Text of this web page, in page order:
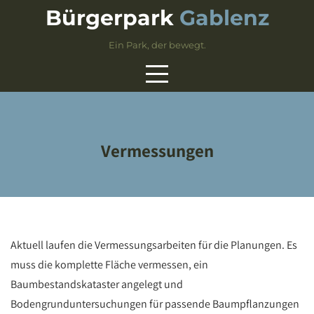
Bürgerpark Gablenz
Ein Park, der bewegt.
Vermessungen
Aktuell laufen die Vermessungsarbeiten für die Planungen. Es
muss die komplette Fläche vermessen, ein
Baumbestandskataster angelegt und
Bodengrunduntersuchungen für passende Baumpflanzungen